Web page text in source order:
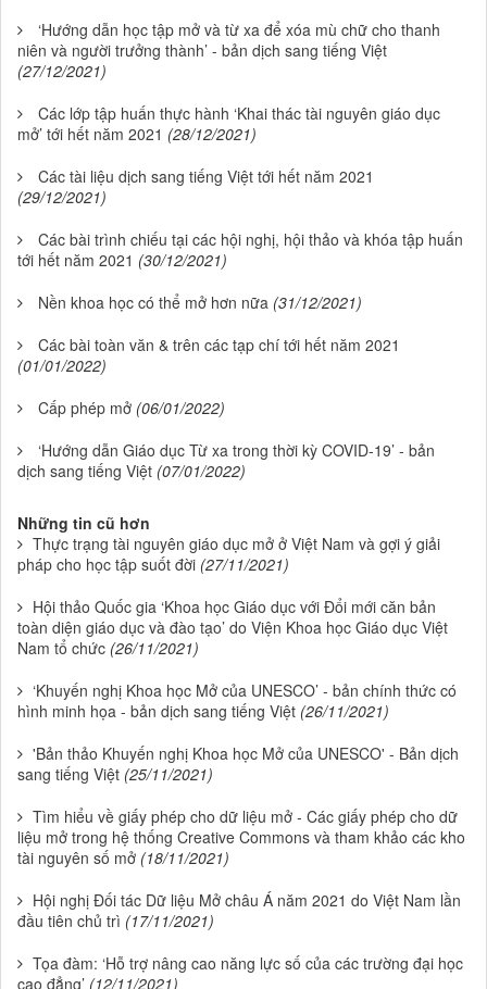
‘Hướng dẫn học tập mở và từ xa để xóa mù chữ cho thanh
niên và người trưởng thành’ - bản dịch sang tiếng Việt
(27/12/2021)
Các lớp tập huấn thực hành ‘Khai thác tài nguyên giáo dục
mở’ tới hết năm 2021 (28/12/2021)
Các tài liệu dịch sang tiếng Việt tới hết năm 2021
(29/12/2021)
Các bài trình chiếu tại các hội nghị, hội thảo và khóa tập huấn
tới hết năm 2021 (30/12/2021)
Nền khoa học có thể mở hơn nữa (31/12/2021)
Các bài toàn văn & trên các tạp chí tới hết năm 2021
(01/01/2022)
Cấp phép mở (06/01/2022)
‘Hướng dẫn Giáo dục Từ xa trong thời kỳ COVID-19’ - bản
dịch sang tiếng Việt (07/01/2022)
Những tin cũ hơn
Thực trạng tài nguyên giáo dục mở ở Việt Nam và gợi ý giải
pháp cho học tập suốt đời (27/11/2021)
Hội thảo Quốc gia ‘Khoa học Giáo dục với Đổi mới căn bản
toàn diện giáo dục và đào tạo’ do Viện Khoa học Giáo dục Việt
Nam tổ chức (26/11/2021)
‘Khuyến nghị Khoa học Mở của UNESCO’ - bản chính thức có
hình minh họa - bản dịch sang tiếng Việt (26/11/2021)
'Bản thảo Khuyến nghị Khoa học Mở của UNESCO' - Bản dịch
sang tiếng Việt (25/11/2021)
Tìm hiểu về giấy phép cho dữ liệu mở - Các giấy phép cho dữ
liệu mở trong hệ thống Creative Commons và tham khảo các kho
tài nguyên số mở (18/11/2021)
Hội nghị Đối tác Dữ liệu Mở châu Á năm 2021 do Việt Nam lần
đầu tiên chủ trì (17/11/2021)
Tọa đàm: ‘Hỗ trợ nâng cao năng lực số của các trường đại học
cao đẳng’ (12/11/2021)